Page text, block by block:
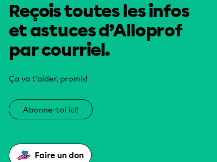
Reçois toutes les infos
et astuces d’Alloprof
par courriel.
Ça va t’aider, promis!
Abonne-toi ici!
Faire un don